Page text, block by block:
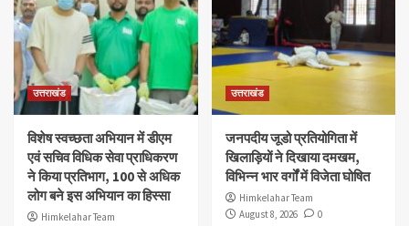
उत्तराखंड
विशेष स्वच्छता अभियान में डीएम
एवं सचिव विधिक सेवा प्राधिकरण
ने किया प्रतिभाग, 100 से अधिक
लोग बने इस अभियान का हिस्सा
Himkelahar Team
उत्तराखंड
जनपदीय जूडो प्रतियोगिता में
खिलाड़ियों ने दिखाया दमखम,
विभिन्न भार वर्गों में विजेता घोषित
Himkelahar Team
August 8, 2026
0